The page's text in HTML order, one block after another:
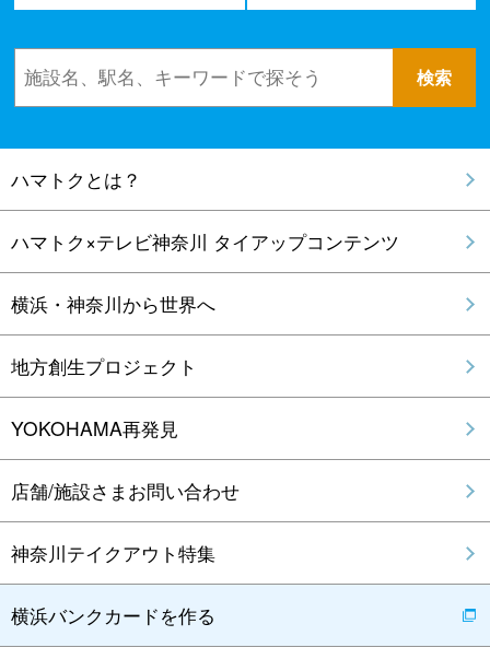
ハマトクとは？
ハマトク×テレビ神奈川 タイアップコンテンツ
横浜・神奈川から世界へ
地方創生プロジェクト
YOKOHAMA再発見
店舗/施設さまお問い合わせ
神奈川テイクアウト特集
横浜バンクカードを作る